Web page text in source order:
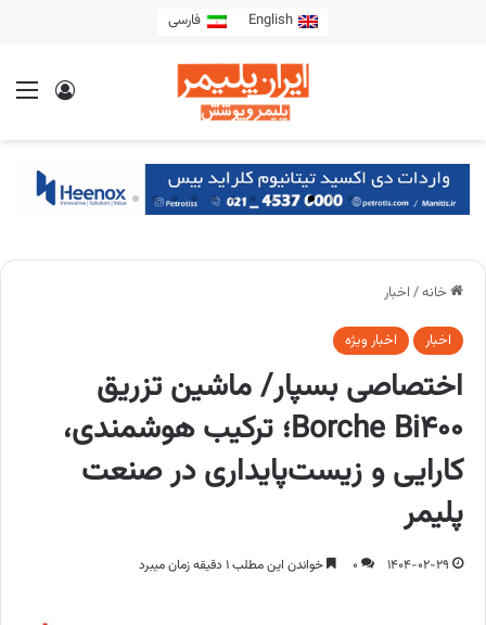
English فارسی
خانه/ اخبار
اخبار اخبار ویژه
اختصاصی بسپار/ ماشین تزریق
Borche Bi400؛ ترکیب هوشمندی،
کارایی و زیست‌پایداری در صنعت
پلیمر
1404-02-29
0 خواندن این مطلب 1 دقیقه زمان میبرد